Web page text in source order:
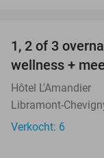
TODAY
1, 2 of 3
wellness +
Hôtel L'Amandier
Libramont-
Verkocht: 6